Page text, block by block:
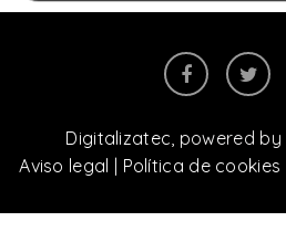
Digitalizatec , powered by
Aviso legal | Política de cookies